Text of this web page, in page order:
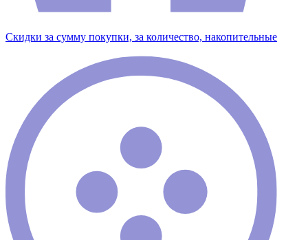
Скидки за сумму покупки, за количество, накопительные